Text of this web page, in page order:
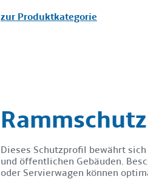
zur Produktkategorie
Rammschutz
Dieses Schutzprofil bewährt
und öffentlichen Gebäuden.
oder Servierwagen können